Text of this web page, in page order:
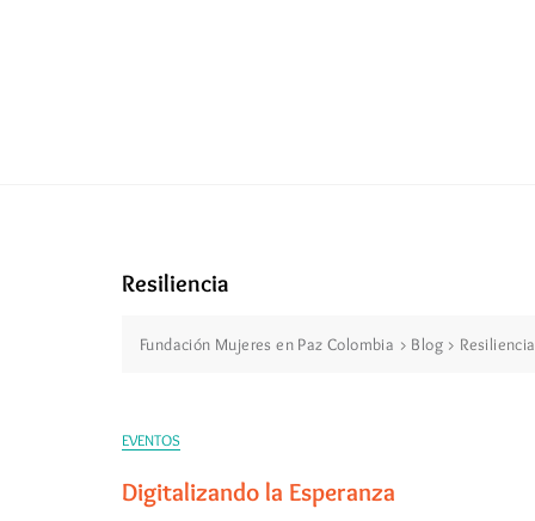
Resiliencia
Fundación Mujeres en Paz Colombia > Blog > Resiliencia
EVENTOS
Digitalizando la Esperanza